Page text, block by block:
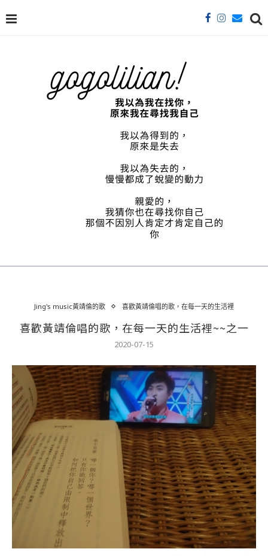
Jing's music黃靖倫的歌 喜歡黃靖倫唱的歌，在每一天的生活裡
喜歡黃靖倫唱的歌，在每一天的生活裡~~之一
2020-07-15